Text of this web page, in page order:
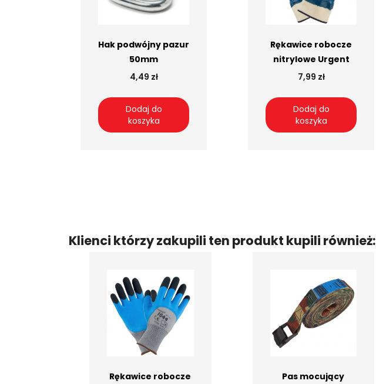
Hak podwójny pazur
50mm
4,49 zł
Dodaj do
koszyka
Rękawice robocze
nitrylowe Urgent
7,99 zł
Dodaj do
koszyka
Klienci którzy zakupili ten produkt kupili również:
Rękawice robocze
Pas mocujący